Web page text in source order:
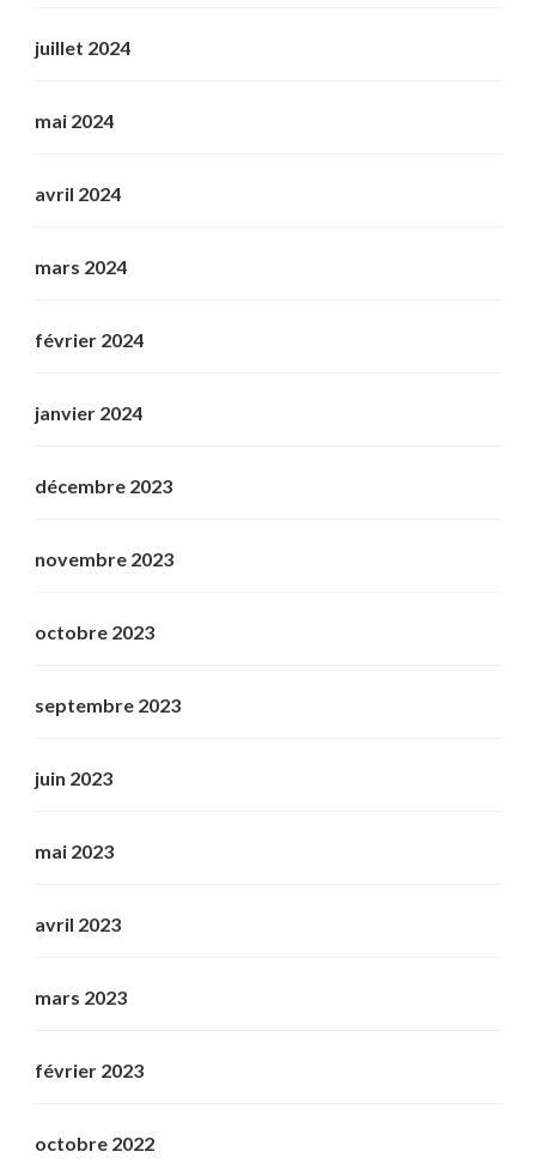
juillet 2024
mai 2024
avril 2024
mars 2024
février 2024
janvier 2024
décembre 2023
novembre 2023
octobre 2023
septembre 2023
juin 2023
mai 2023
avril 2023
mars 2023
février 2023
octobre 2022